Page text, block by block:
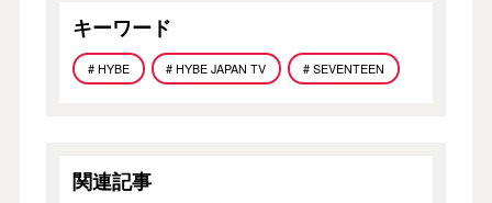
キーワード
# HYBE # HYBE JAPAN TV # SEVENTEEN
関連記事